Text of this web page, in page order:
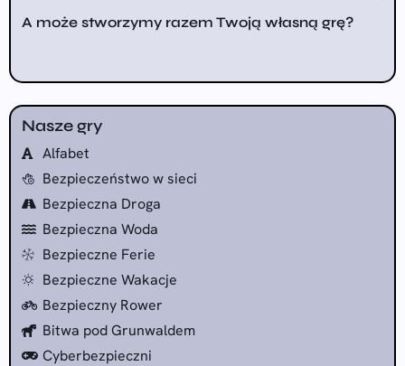
A może stworzymy razem Twoją własną grę?
Nasze gry
Alfabet
Bezpieczeństwo w sieci
Bezpieczna Droga
Bezpieczna Woda
Bezpieczne Ferie
Bezpieczne Wakacje
Bezpieczny Rower
Bitwa pod Grunwaldem
Cyberbezpieczni